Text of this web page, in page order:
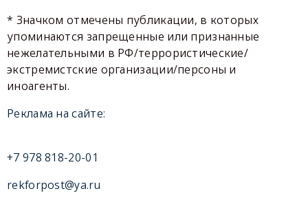
* Значком отмечены публикации, в которых
упоминаются запрещенные или признанные
нежелательными в РФ/террористические/
экстремистские организации/персоны и
иноагенты.
Реклама на сайте:
+7 978 818-20-01
rekforpost@ya.ru